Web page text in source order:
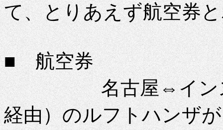
て、とりあえず航空券
■ 航空券
名古屋⇔インスブ
経由）のルフトハンザ